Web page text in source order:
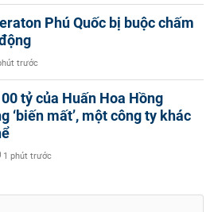
Phú Quốc bị buộc chấm
trước
tỷ của Huấn Hoa Hồng
‘biến mất’, một công ty khác
1 phút trước